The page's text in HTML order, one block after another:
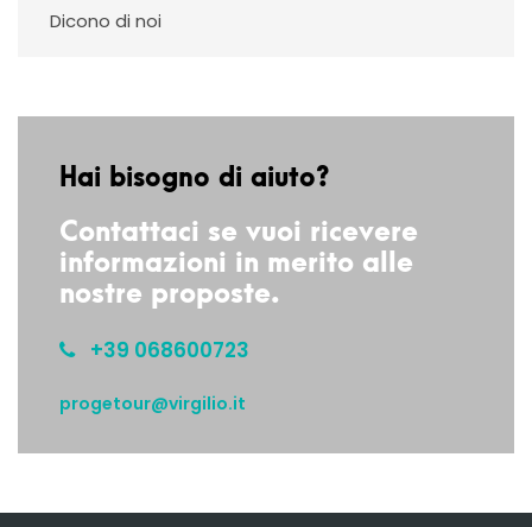
Dicono di noi
Hai bisogno di aiuto?
Contattaci se vuoi ricevere
informazioni in merito alle
nostre proposte.
+39 068600723
progetour@virgilio.it